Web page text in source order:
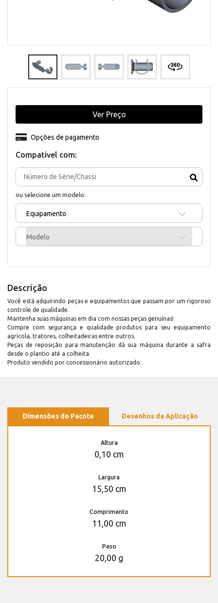
Compativel com:
ou selecione um modelo:
Equipamento
Modelo
Opções de pagamento
Ver Preço
Descrição
Você está adquirindo peças e equipamentos que passam por um rigoroso
controle de qualidade.
Mantenha suas máquinas em dia com nossas peças genuínas!
Compre com segurança e qualidade produtos para seu equipamento
agrícola, tratores, colheitadeiras entre outros.
Peças de reposição para manutenção dá sua máquina durante a safra
desde o plantio até a colheita.
Produto vendido por concessionário autorizado.
Dimensões do Pacote Desenhos da Aplicação
Altura
0,10 cm
Largura
15,50 cm
Comprimento
11,00 cm
Peso
20,00 g